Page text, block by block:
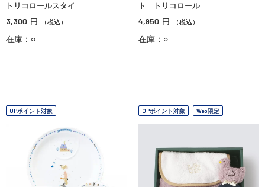
トリコロールスタイ
3,300 円 （税込）
在庫：○
ト トリコロール
4,950 円 （税込）
在庫：○
OPポイント対象 OPポイント対象 Web限定